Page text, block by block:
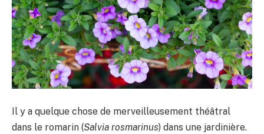
Il y a quelque chose de merveilleusement théâtral
dans le romarin (Salvia rosmarinus) dans une jardinière.